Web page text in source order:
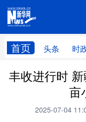
首页 头条 时
头条
丰收进行时
亩
2025-07-04